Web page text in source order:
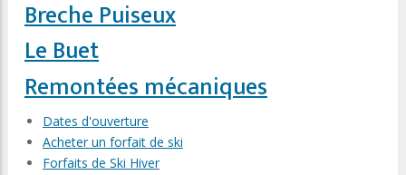
Breche Puiseux
Le Buet
Remontées mécaniques
Dates d'ouverture
Acheter un forfait de ski
Forfaits de Ski Hiver